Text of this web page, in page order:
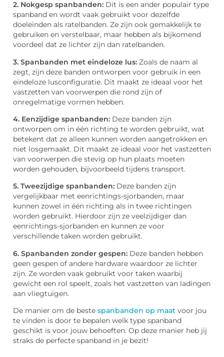
2. Nokgesp spanbanden: Dit is een ander populair type
spanband en wordt vaak gebruikt voor dezelfde
doeleinden als ratelbanden. Ze zijn ook gemakkelijk te
gebruiken en verstelbaar, maar hebben als bijkomend
voordeel dat ze lichter zijn dan ratelbanden.
3. Spanbanden met eindeloze lus: Zoals de naam al
zegt, zijn deze banden ontworpen voor gebruik in een
eindeloze lusconfiguratie. Dit maakt ze ideaal voor het
vastzetten van voorwerpen die rond zijn of
onregelmatige vormen hebben.
4. Eenzijdige spanbanden: Deze banden zijn
ontworpen om in één richting te worden gebruikt, wat
betekent dat ze alleen kunnen worden aangetrokken en
niet losgemaakt. Dit maakt ze ideaal voor het vastzetten
van voorwerpen die stevig op hun plaats moeten
worden gehouden, bijvoorbeeld tijdens transport.
5. Tweezijdige spanbanden: Deze banden zijn
vergelijkbaar met eenrichtings-sjorbanden, maar
kunnen zowel in één richting als in twee richtingen
worden gebruikt. Hierdoor zijn ze veelzijdiger dan
eenrichtings-sjorbanden en kunnen ze voor
verschillende taken worden gebruikt.
6. Spanbanden zonder gespen: Deze banden hebben
geen gespen of andere hardware waardoor ze lichter
zijn. Ze worden vaak gebruikt voor taken waarbij
gewicht een rol speelt, zoals het vastzetten van ladingen
aan vliegtuigen.
De manier om de beste spanbanden op maat voor jou
te vinden is door te bepalen welk type spanband
geschikt is voor jouw behoeften. Op deze manier heb jij
straks de perfecte spanband in je bezit!